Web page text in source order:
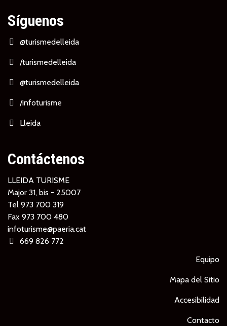
Síguenos
@turismedelleida
/turismedelleida
@turismedelleida
/infoturisme
Lleida
Contáctenos
LLEIDA TURISME
Major 31, bis - 25007
Tel 973 700 319
Fax 973 700 480
infoturisme@paeria.cat
669 826 772
Equipo
Mapa del Sitio
Accesibilidad
Contacto